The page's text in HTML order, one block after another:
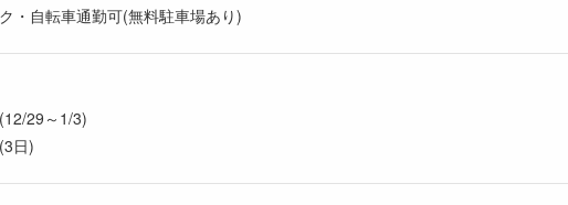
・自転車通勤可(無料駐車場あり)
29～1/3)
日)